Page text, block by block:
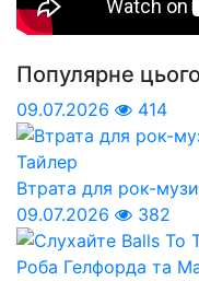
Популярне
09.07.2026 414
Втрата для рок-
09.07.2026
382